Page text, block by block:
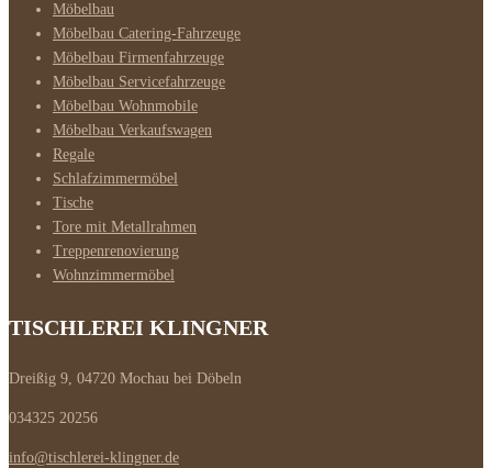
Möbelbau
Möbelbau Catering-Fahrzeuge
Möbelbau Firmenfahrzeuge
Möbelbau Servicefahrzeuge
Möbelbau Wohnmobile
Möbelbau Verkaufswagen
Regale
Schlafzimmermöbel
Tische
Tore mit Metallrahmen
Treppenrenovierung
Wohnzimmermöbel
TISCHLEREI KLINGNER
Dreißig 9, 04720 Mochau bei Döbeln
034325 20256
info@tischlerei-klingner.de